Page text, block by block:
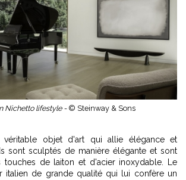
Nichetto lifestyle - © Steinway & Sons
objet d'art qui allie élégance et
sont sculptés de manière élégante et sont
touches de laiton et d'acier inoxydable. Le
italien de grande qualité qui lui confère un